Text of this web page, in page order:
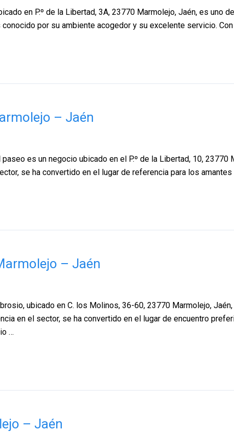
en P.º de la Libertad, 3A, 23770 Marmolejo, Jaén, es uno
por su ambiente acogedor y su excelente servicio.
– Jaén
es un negocio ubicado en el P.º de la Libertad, 10, 23770
se ha convertido en el lugar de referencia para los
– Jaén
ubicado en C. los Molinos, 36-60, 23770 Marmolejo,
en el sector, se ha convertido en el lugar de encuentro
…
– Jaén